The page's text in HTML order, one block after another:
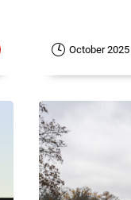
October 2025